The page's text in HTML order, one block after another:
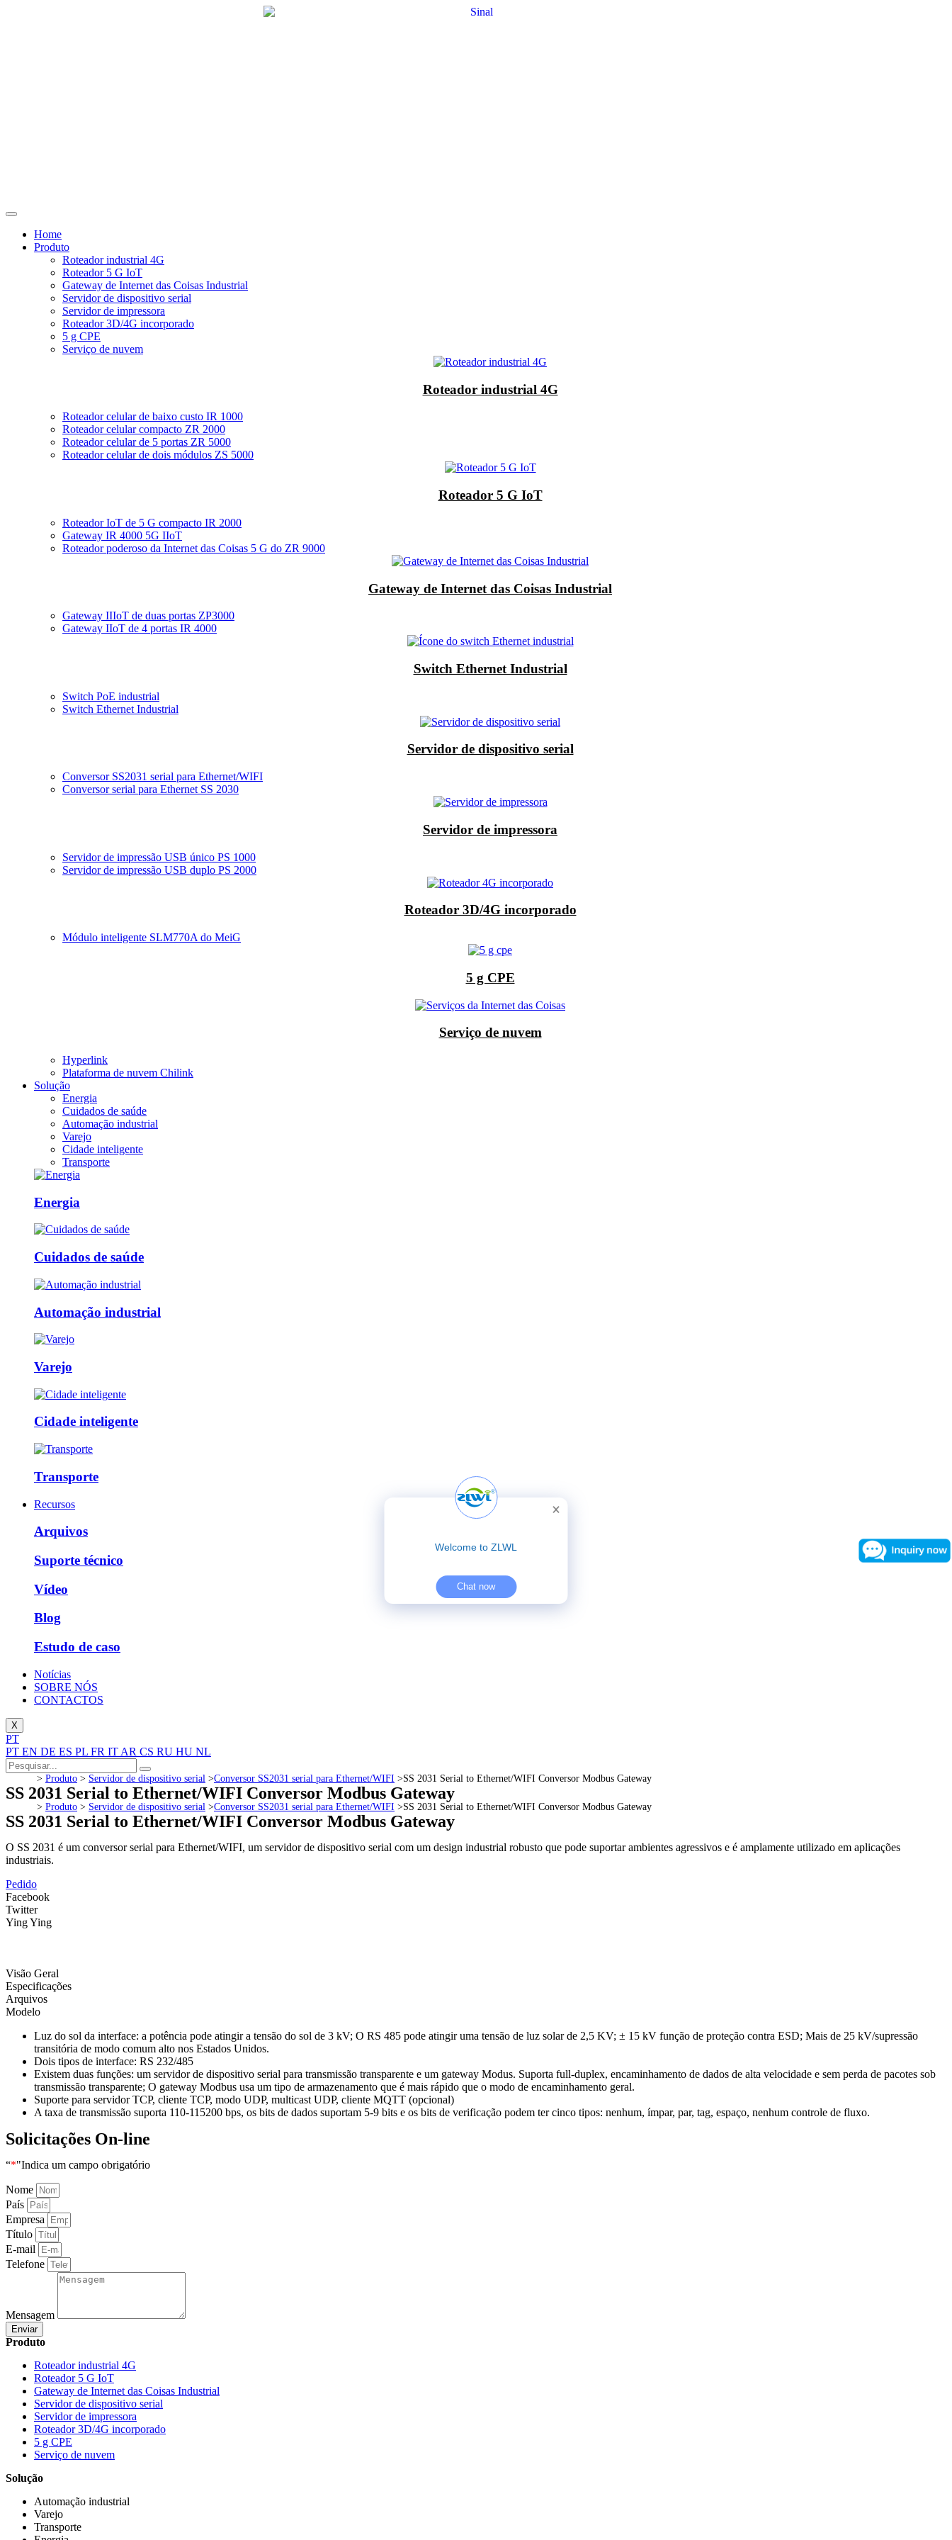
Home
Produto
Roteador industrial 4G
Roteador 5 G IoT
Gateway de Internet das Coisas Industrial
Servidor de dispositivo serial
Servidor de impressora
Roteador 3D/4G incorporado
5 g CPE
Serviço de nuvem
Roteador industrial 4G
Roteador celular de baixo custo IR 1000
Roteador celular compacto ZR 2000
Roteador celular de 5 portas ZR 5000
Roteador celular de dois módulos ZS 5000
Roteador 5 G IoT
Roteador IoT de 5 G compacto IR 2000
Gateway IR 4000 5G IIoT
Roteador poderoso da Internet das Coisas 5 G do ZR 9000
Gateway de Internet das Coisas Industrial
Gateway IIIoT de duas portas ZP3000
Gateway IIoT de 4 portas IR 4000
Switch Ethernet Industrial
Switch PoE industrial
Switch Ethernet Industrial
Servidor de dispositivo serial
Conversor SS2031 serial para Ethernet/WIFI
Conversor serial para Ethernet SS 2030
Servidor de impressora
Servidor de impressão USB único PS 1000
Servidor de impressão USB duplo PS 2000
Roteador 3D/4G incorporado
Módulo inteligente SLM770A do MeiG
5 g CPE
Serviço de nuvem
Hyperlink
Plataforma de nuvem Chilink
Solução
Energia
Cuidados de saúde
Automação industrial
Varejo
Cidade inteligente
Transporte
Energia
Cuidados de saúde
Automação industrial
Varejo
Cidade inteligente
Transporte
Recursos
Arquivos
Suporte técnico
Vídeo
Blog
Estudo de caso
Notícias
SOBRE NÓS
CONTACTOS
X
PT
PT EN DE ES PL FR IT AR CS RU HU NL
> Produto > Servidor de dispositivo serial >Conversor SS2031 serial para Ethernet/WIFI >SS 2031 Serial to Ethernet/WIFI Conversor Modbus Gateway
SS 2031 Serial to Ethernet/WIFI Conversor Modbus Gateway
> Produto > Servidor de dispositivo serial >Conversor SS2031 serial para Ethernet/WIFI >SS 2031 Serial to Ethernet/WIFI Conversor Modbus Gateway
SS 2031 Serial to Ethernet/WIFI Conversor Modbus Gateway
O SS 2031 é um conversor serial para Ethernet/WIFI, um servidor de dispositivo serial com um design industrial robusto que pode suportar ambientes agressivos e é amplamente utilizado em aplicações
industriais.
Pedido
Facebook
Twitter
Ying Ying
Visão Geral
Especificações
Arquivos
Modelo
Luz do sol da interface: a potência pode atingir a tensão do sol de 3 kV; O RS 485 pode atingir uma tensão de luz solar de 2,5 KV; ± 15 kV função de proteção contra ESD; Mais de 25 kV/supressão
transitória de modo comum alto nos Estados Unidos.
Dois tipos de interface: RS 232/485
Existem duas funções: um servidor de dispositivo serial para transmissão transparente e um gateway Modus. Suporta full-duplex, encaminhamento de dados de alta velocidade e sem perda de pacotes sob
transmissão transparente; O gateway Modbus usa um tipo de armazenamento que é mais rápido que o modo de encaminhamento geral.
Suporte para servidor TCP, cliente TCP, modo UDP, multicast UDP, cliente MQTT (opcional)
A taxa de transmissão suporta 110-115200 bps, os bits de dados suportam 5-9 bits e os bits de verificação podem ter cinco tipos: nenhum, ímpar, par, tag, espaço, nenhum controle de fluxo.
Solicitações On-line
“*"Indica um campo obrigatório
Nome
País
Empresa
Título
E-mail
Telefone
Mensagem
Enviar
Produto
Roteador industrial 4G
Roteador 5 G IoT
Gateway de Internet das Coisas Industrial
Servidor de dispositivo serial
Servidor de impressora
Roteador 3D/4G incorporado
5 g CPE
Serviço de nuvem
Solução
Automação industrial
Varejo
Transporte
Welcome to ZLWL
Chat now